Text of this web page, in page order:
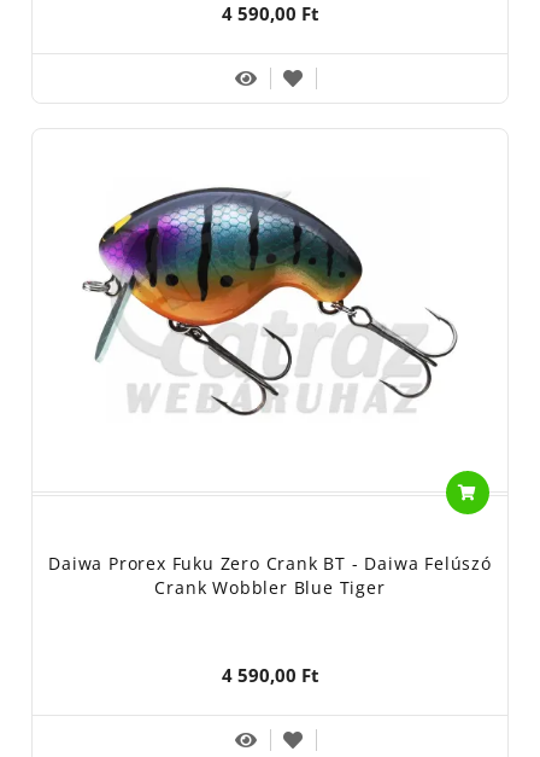
4 590,00 Ft
Daiwa Prorex Fuku Zero Crank BT - Daiwa Felúszó
Crank Wobbler Blue Tiger
4 590,00 Ft